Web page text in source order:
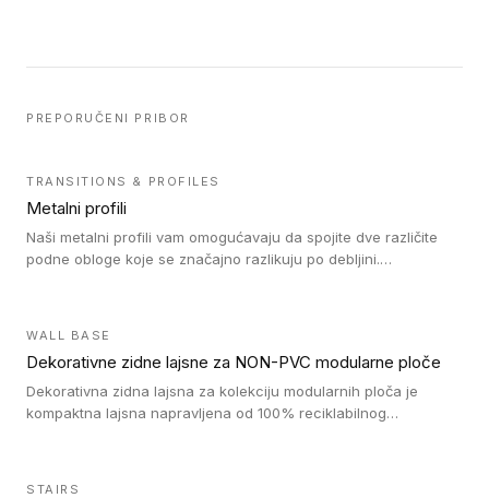
PREPORUČENI PRIBOR
TRANSITIONS & PROFILES
Metalni profili
Naši metalni profili vam omogućavaju da spojite dve različite
podne obloge koje se značajno razlikuju po debljini.
WALL BASE
Dekorativne zidne lajsne za NON-PVC modularne ploče
Dekorativna zidna lajsna za kolekciju modularnih ploča je
kompaktna lajsna napravljena od 100% reciklabilnog
STAIRS